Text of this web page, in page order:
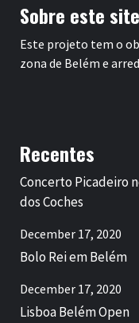
Sobre este site
Este projeto tem o
zona de Belém e
Recentes
Concerto Picadeiro
dos Coches
December 17, 2020
Bolo Rei em Belém
December 17, 2020
Lisboa Belém Open